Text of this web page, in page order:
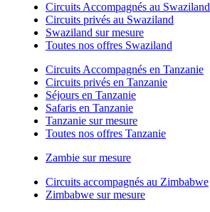
Circuits Accompagnés au Swaziland
Circuits privés au Swaziland
Swaziland sur mesure
Toutes nos offres Swaziland
Circuits Accompagnés en Tanzanie
Circuits privés en Tanzanie
Séjours en Tanzanie
Safaris en Tanzanie
Tanzanie sur mesure
Toutes nos offres Tanzanie
Zambie sur mesure
Circuits accompagnés au Zimbabwe
Zimbabwe sur mesure